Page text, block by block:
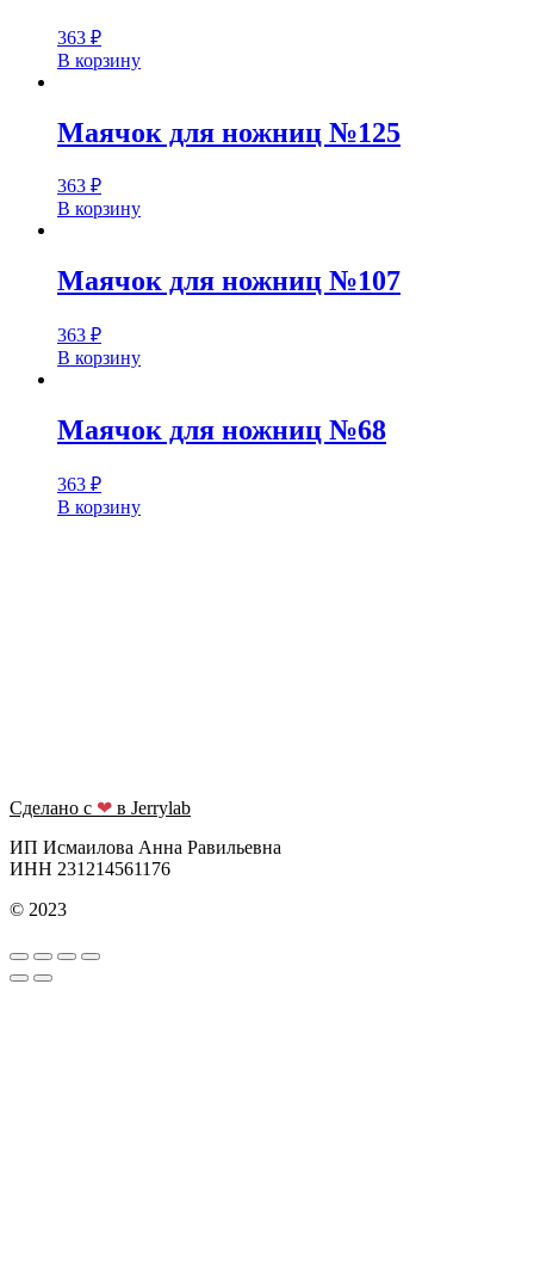
363 ₽
В корзину
Маячок для ножниц №125
363 ₽
В корзину
Маячок для ножниц №107
363 ₽
В корзину
Маячок для ножниц №68
363 ₽
В корзину
Сделано с ❤ в Jerrylab
ИП Исмаилова Анна Равильевна
ИНН 231214561176
© 2023